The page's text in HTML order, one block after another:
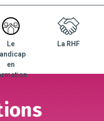
Le
en
La RHF